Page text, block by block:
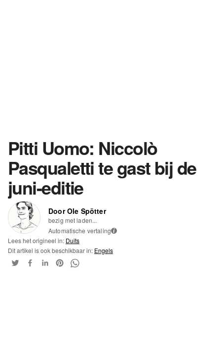
Pitti Uomo: Niccolò
Pasqualetti te gast bij de
juni-editie
Door Ole Spötter
bezig met laden...
Automatische vertaling i
Lees het origineel in: Duits
Dit artikel is ook beschikbaar in: Engels